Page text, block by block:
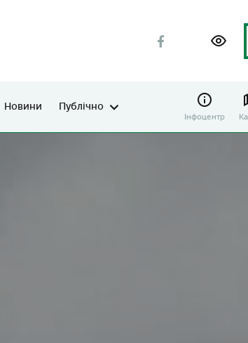
Новини Публічно
Інфоцентр